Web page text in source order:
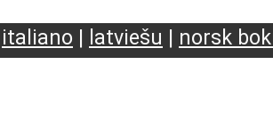
italiano | latviešu | norsk